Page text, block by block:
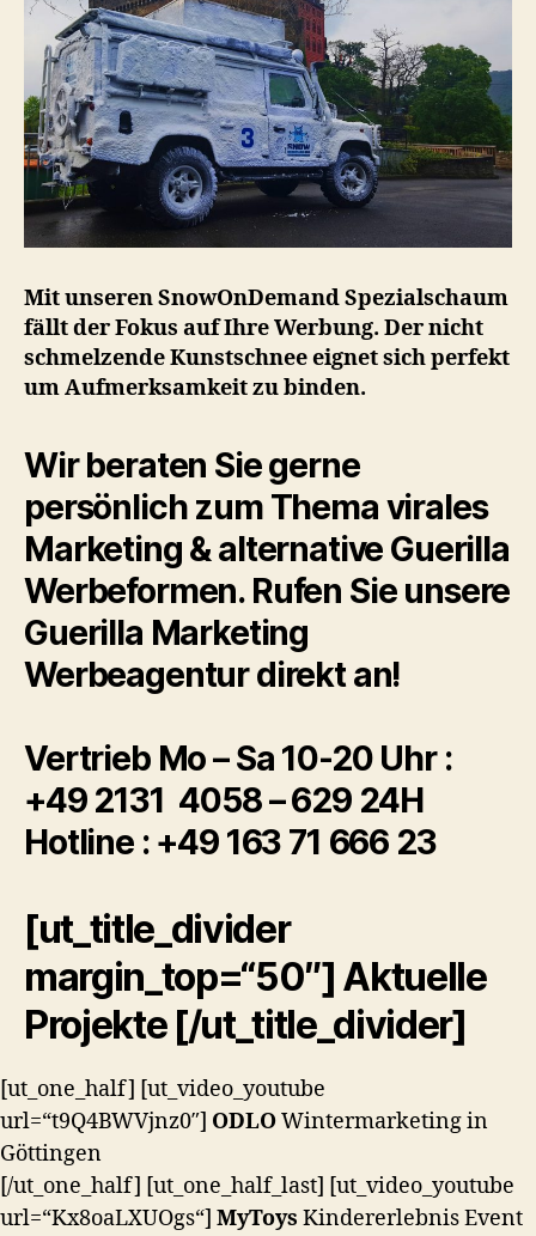
Mit unseren SnowOnDemand Spezialschaum
fällt der Fokus auf Ihre Werbung. Der nicht
schmelzende Kunstschnee eignet sich perfekt
um Aufmerksamkeit zu binden.
Wir beraten Sie gerne
persönlich zum Thema virales
Marketing & alternative Guerilla
Werbeformen. Rufen Sie unsere
Guerilla Marketing
Werbeagentur direkt an!
Vertrieb Mo – Sa 10-20 Uhr :
+49 2131 4058 – 629 24H
Hotline : +49 163 71 666 23
[ut_title_divider
margin_top=“50″] Aktuelle
Projekte [/ut_title_divider]
[ut_one_half] [ut_video_youtube
url=“t9Q4BWVjnz0″] ODLOWintermarketing in
Göttingen
[/ut_one_half] [ut_one_half_last] [ut_video_youtube
url=“Kx8oaLXUOgs“] MyToys Kindererlebnis Event